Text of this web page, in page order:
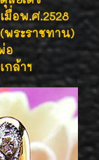
มื่อพ.ศ.2528
ระราชทาน)
อ
กล้าฯ